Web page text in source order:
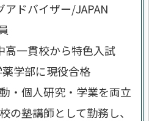
アドバイザー/JAPAN
高一貫校から特色入試
薬学部に現役合格
・個人研究・学業を両立
の塾講師として勤務し、